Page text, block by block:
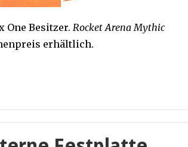
One Besitzer. Rocket Arena Mythic
erhältlich.